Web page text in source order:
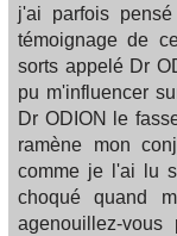
j'ai parfois
témoignage de
sorts appelé Dr
pu m'influencer
Dr ODION le
ramène mon
comme je l'ai lu
choqué quand
agenouillez-